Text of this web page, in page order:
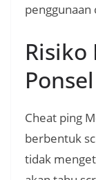
Risiko
Cheat ping
berbentuk
tidak